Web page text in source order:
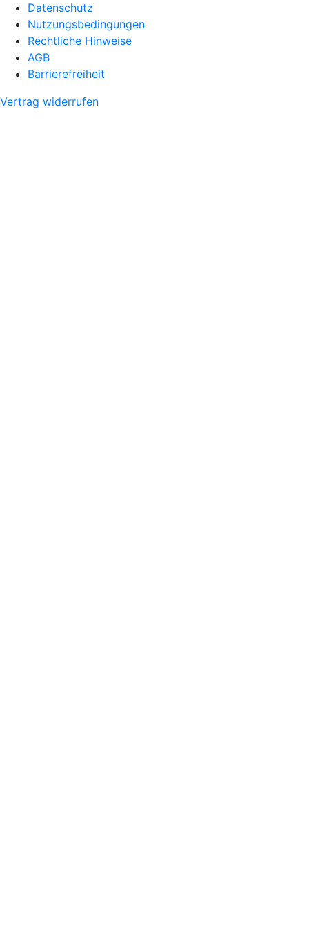
Datenschutz
Nutzungsbedingungen
Rechtliche Hinweise
AGB
Barrierefreiheit
Vertrag widerrufen